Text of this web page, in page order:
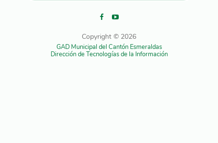
Copyright © 2026
GAD Municipal del Cantón Esmeraldas
Dirección de Tecnologías de la Información